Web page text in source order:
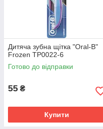
наборах –
та вигідніше.
Дитяча зубна щітка "Oral-B"
Frozen TP0022-6
Готово до відправки
55 ₴
Купити